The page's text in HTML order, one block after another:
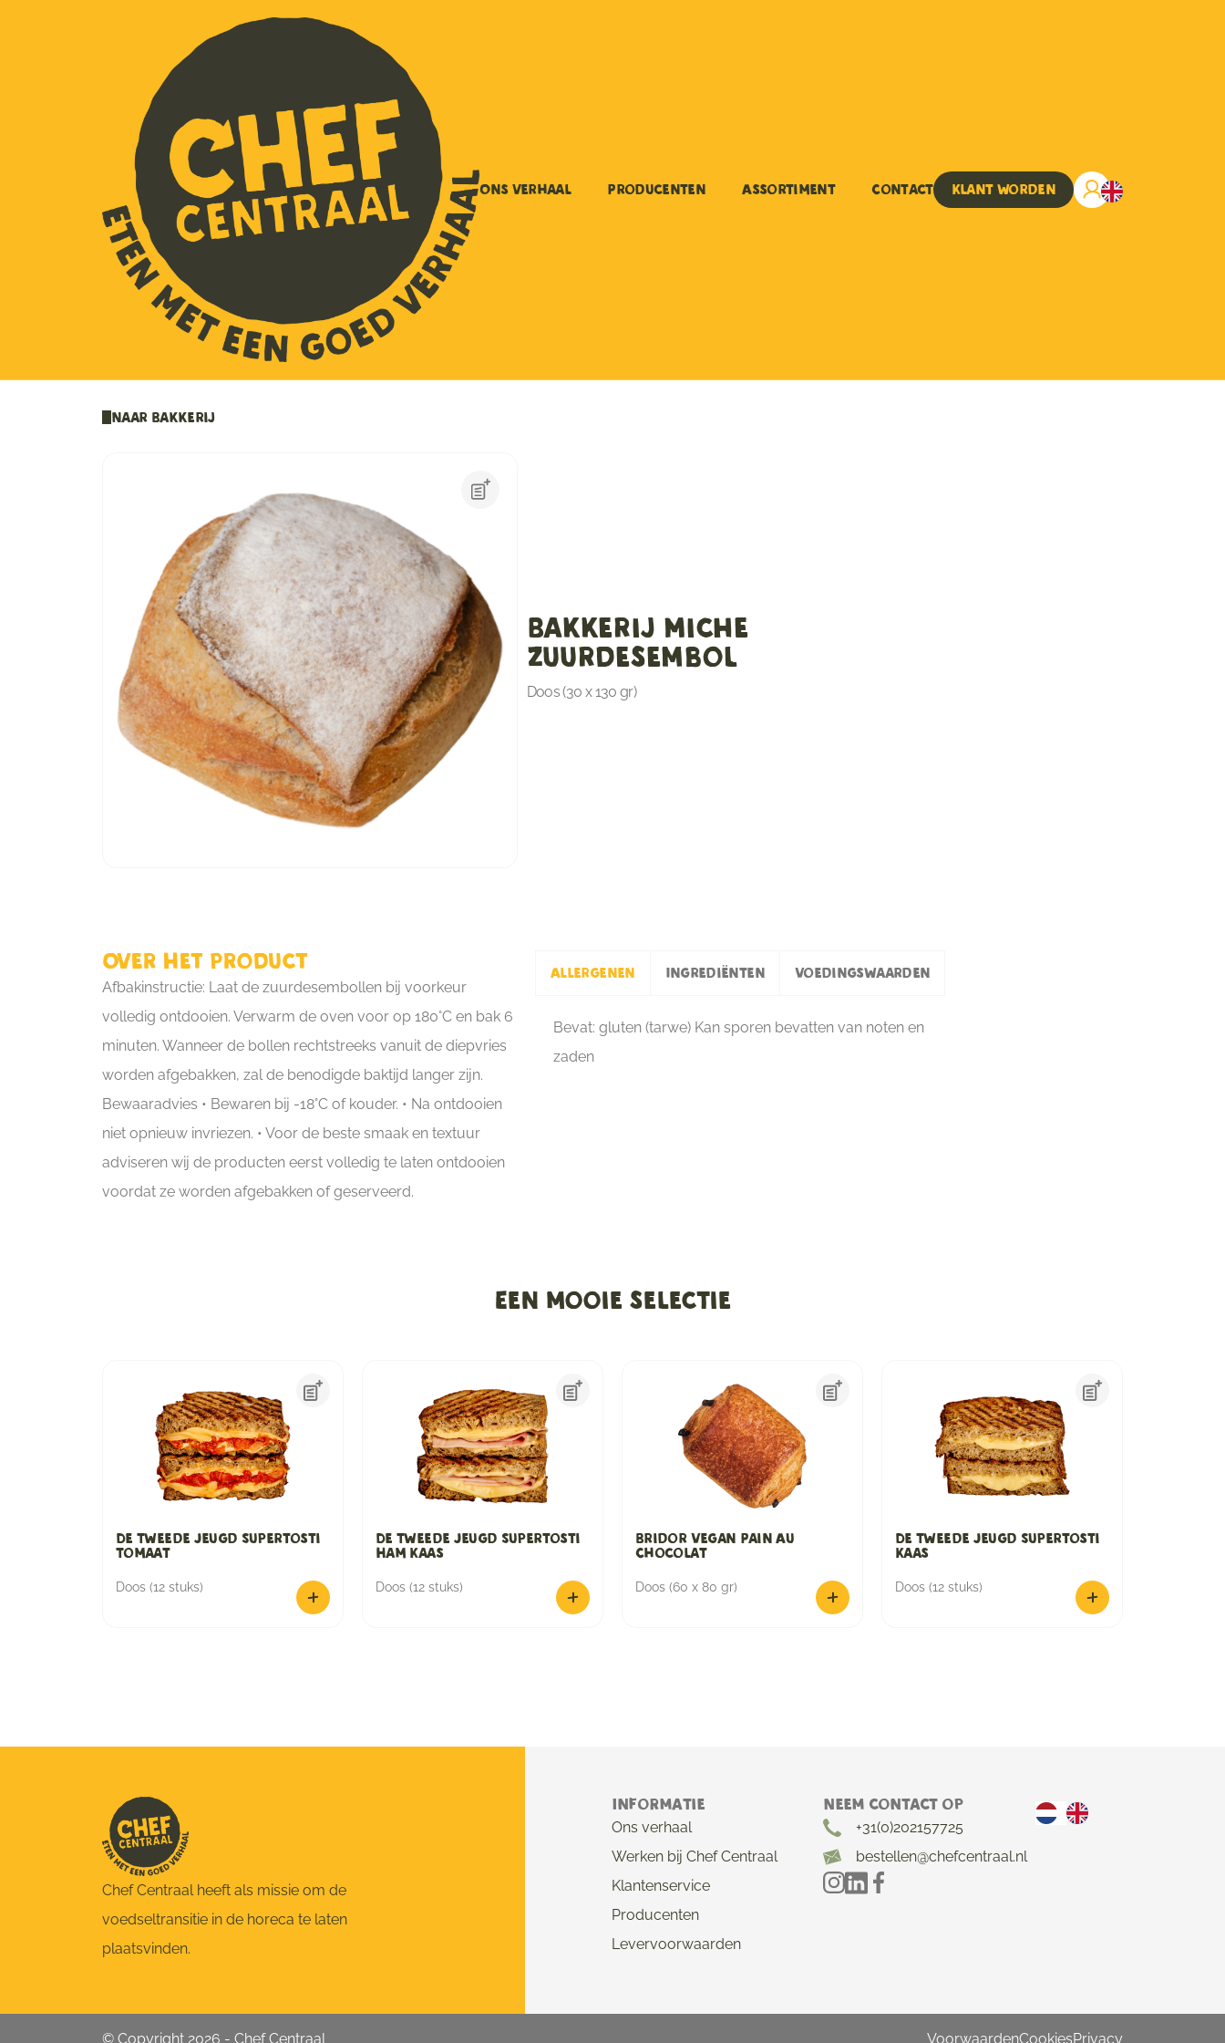
Ons verhaal Producenten Assortiment Contact Klant worden
Naar Bakkerij
Bakkerij Miche
Zuurdesembol
Doos (30 x 130 gr)
Over het product
Afbakinstructie: Laat de zuurdesembollen bij voorkeur
volledig ontdooien. Verwarm de oven voor op 180°C en bak 6
minuten. Wanneer de bollen rechtstreeks vanuit de diepvries
worden afgebakken, zal de benodigde baktijd langer zijn.
Bewaaradvies • Bewaren bij -18°C of kouder. • Na ontdooien
niet opnieuw invriezen. • Voor de beste smaak en textuur
adviseren wij de producten eerst volledig te laten ontdooien
voordat ze worden afgebakken of geserveerd.
Allergenen Ingrediënten Voedingswaarden
Bevat: gluten (tarwe) Kan sporen bevatten van noten en
zaden
Een mooie selectie
De Tweede Jeugd Supertosti
Tomaat
Doos (12 stuks)
De Tweede Jeugd Supertosti
Ham Kaas
Doos (12 stuks)
Bridor Vegan Pain Au
Chocolat
Doos (60 x 80 gr)
De Tweede Jeugd Supertosti
Kaas
Doos (12 stuks)
Chef Centraal heeft als missie om de
voedseltransitie in de horeca te laten
plaatsvinden.
Informatie
Ons verhaal
Werken bij Chef Centraal
Klantenservice
Producenten
Levervoorwaarden
Neem contact op
+31(0)202157725
bestellen@chefcentraal.nl
© Copyright 2026 - Chef Centraal VoorwaardenCookiesPrivacy